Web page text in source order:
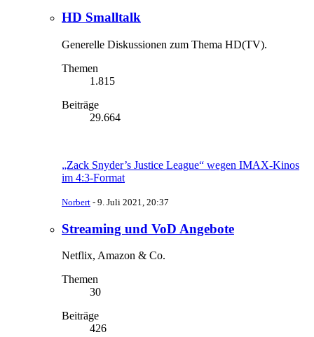
HD Smalltalk
Generelle Diskussionen zum Thema HD(TV).
Themen
1.815
Beiträge
29.664
„Zack Snyder’s Justice League“ wegen IMAX-Kinos
im 4:3-Format
Norbert - 9. Juli 2021, 20:37
Streaming und VoD Angebote
Netflix, Amazon & Co.
Themen
30
Beiträge
426